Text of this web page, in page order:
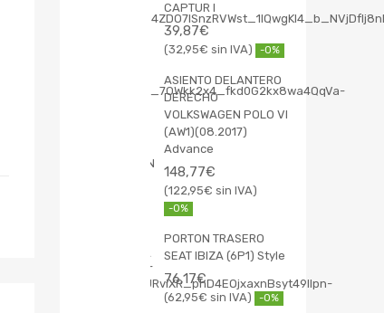
CAPTUR I
39,87€
32,95€ -0%
ASIENTO DELANTERO
DERECHO
VOLKSWAGEN POLO VI
(AW1)(08.2017)
Advance
148,77€
122,95€
-0%
PORTON TRASERO
SEAT IBIZA (6P1) Style
76,17€
62,95€ -0%